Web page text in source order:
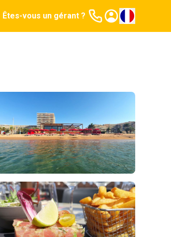
Êtes-vous un gérant ?